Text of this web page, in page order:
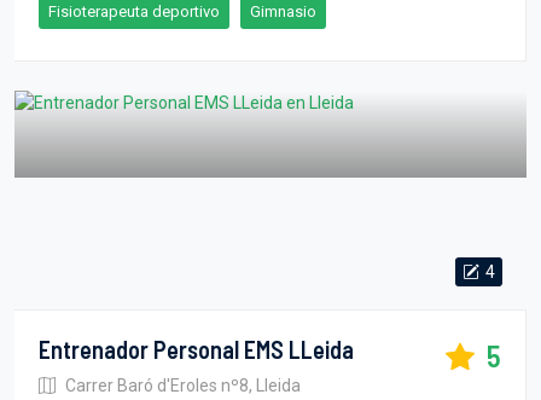
Fisioterapeuta deportivo Gimnasio
4
Entrenador Personal EMS LLeida
Carrer Baró d'Eroles nº8, Lleida
5